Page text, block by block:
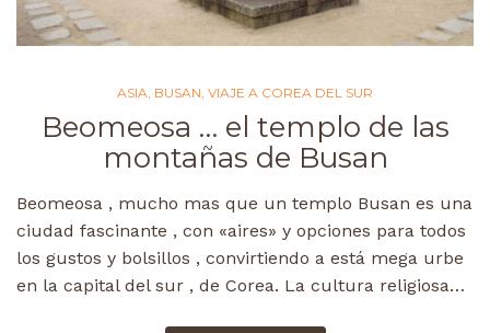
ASIA, BUSAN, VIAJE A COREA DEL SUR
Beomeosa … el templo de las
montañas de Busan
Beomeosa , mucho mas que un templo Busan es una
ciudad fascinante , con «aires» y opciones para todos
los gustos y bolsillos , convirtiendo a está mega urbe
en la capital del sur , de Corea. La cultura religiosa…